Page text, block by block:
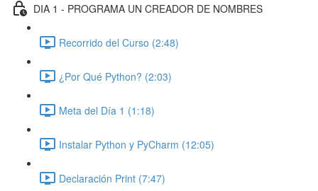
DIA 1 - PROGRAMA UN CREADOR DE NOMBRES
Recorrido del Curso (2:48)
¿Por Qué Python? (2:03)
Meta del Día 1 (1:18)
Instalar Python y PyCharm (12:05)
Declaración Print (7:47)